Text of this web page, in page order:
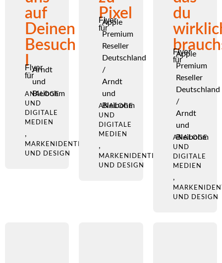
auf
Deinen
Besuch
I
Flyer
für
Arndt
und
Bleibohm
ANALOGE
UND
DIGITALE
MEDIEN
,
MARKENIDENTITÄT
UND DESIGN
Pixel
Flyer
für
Apple
Premium
Reseller
Deutschland
/
Arndt
und
Bleibohm
ANALOGE
UND
DIGITALE
MEDIEN
,
MARKENIDENTITÄT
UND DESIGN
du
Flyer
für
Apple
Premium
Reseller
Deutschland
/
Arndt
und
Bleibohm
ANALOGE
UND
DIGITALE
MEDIEN
,
UND DESIGN